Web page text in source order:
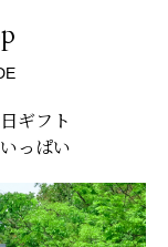
ギフト
っぱい